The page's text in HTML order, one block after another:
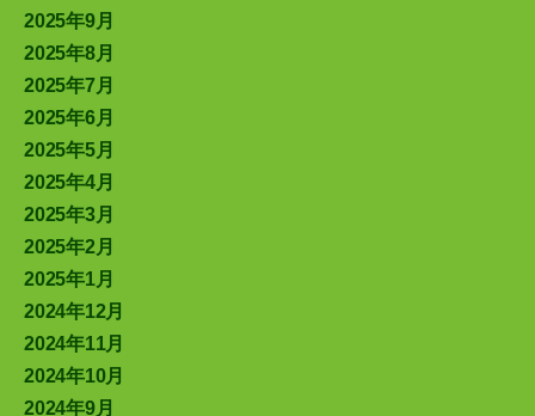
2025年9月
2025年8月
2025年7月
2025年6月
2025年5月
2025年4月
2025年3月
2025年2月
2025年1月
2024年12月
2024年11月
2024年10月
2024年9月